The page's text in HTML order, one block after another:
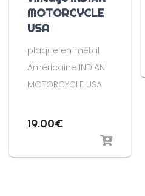
MOTORCYCLE
USA
plaque en métal
Américaine INDIAN
MOTORCYCLE USA
19.00€